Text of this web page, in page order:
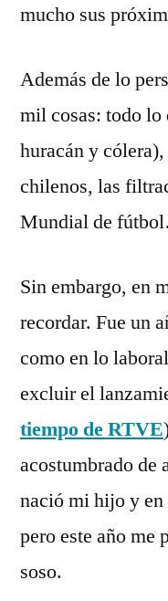
mucho sus
Además de lo
mil cosas: todo
huracán y
chilenos, las
Mundial de
Sin embargo, en
recordar. Fue un
como en lo
excluir el
tiempo de RTVE
acostumbrado de
nació mi hijo y en
pero este año me
soso.